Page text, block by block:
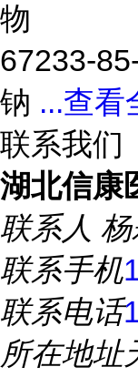
物
67233-
钠 ...查看
联系我们
湖北信康
联系人
联系手机
联系电话
所在地址